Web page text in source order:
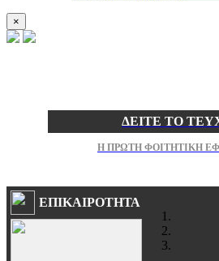
×
ΔΕΙΤΕ ΤΟ
Η ΠΡΩΤΗ ΦΟΙΤΗΤΙΚΗ
ΕΠΙΚΑΙΡΟΤΗΤΑ